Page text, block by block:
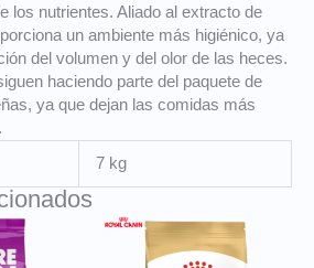
los nutrientes. Aliado al extracto de
un ambiente más higiénico, ya
del volumen y del olor de las heces.
haciendo parte del paquete de
ya que dejan las comidas más
7 kg